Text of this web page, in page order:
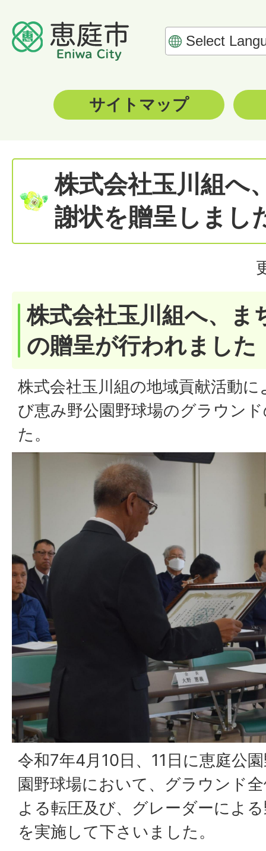
サイトマップ
株式会社玉川組へ
謝状を贈呈しまし
株式会社玉川組へ、ま
の贈呈が行われました
株式会社玉川組の地域貢献活動
び恵み野公園野球場のグラウン
た。
令和7年4月10日、11日に恵庭公
園野球場において、グラウンド
よる転圧及び、グレーダーによ
を実施して下さいました。